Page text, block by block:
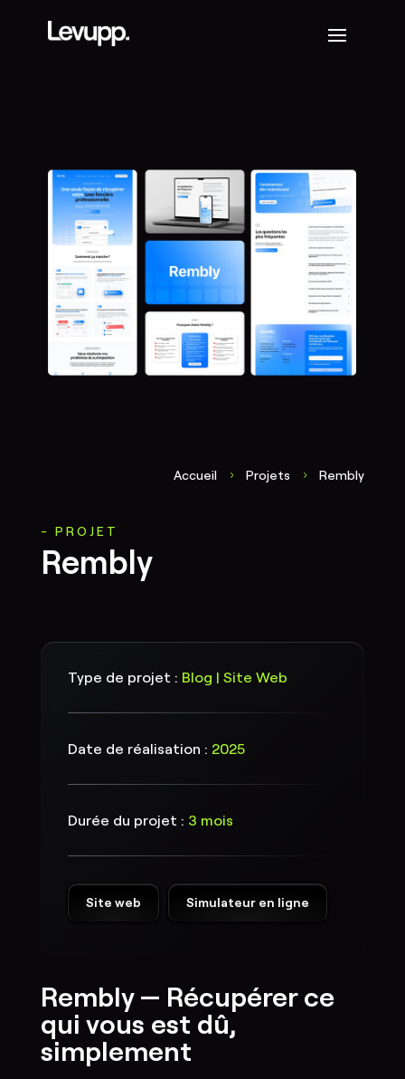
PROJET
Rembly
Accueil 5 Projets 5 Rembly
Rembly — Récupérer ce
qui vous est dû,
simplement
Type de projet : Blog | Site Web
Date de réalisation : 2025
Durée du projet : 3 mois
Site web Simulateur en ligne